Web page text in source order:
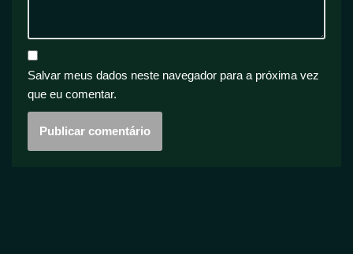
Salvar meus dados neste navegador para a próxima vez
que eu comentar.